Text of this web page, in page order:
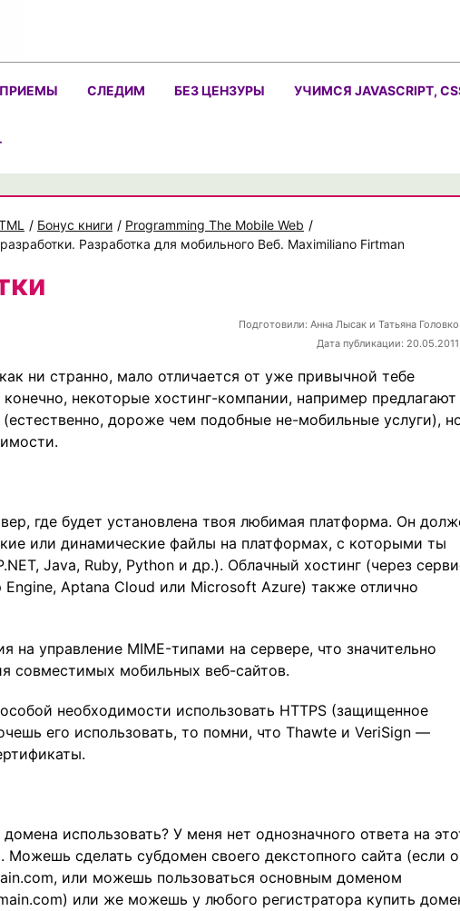
ПРИЕМЫ СЛЕДИМ БЕЗ ЦЕНЗУРЫ УЧИМСЯ JAVASCRIPT,
/ Бонус книги / Programming The Mobile Web /
Разработка для мобильного Веб. Maximiliano Firtman
Подготовили: Анна Лысак и Татьяна Головко
Дата публикации: 20.05.2011
ни странно, мало отличается от уже привычной тебе
некоторые хостинг-компании, например предлагают
(естественно, дороже чем подобные не-мобильные услуги),
где будет установлена твоя любимая платформа. Он
или динамические файлы на платформах, с которыми ты
Java, Ruby, Python и др.). Облачный хостинг (через
Aptana Cloud или Microsoft Azure) также отлично
на управление MIME-типами на сервере, что значительно
совместимых мобильных веб-сайтов.
необходимости использовать HTTPS (защищенное
его использовать, то помни, что Thawte и VeriSign —
использовать? У меня нет однозначного ответа на
сделать субдомен своего декстопного сайта (если
или можешь пользоваться основным доменом
или же можешь у любого регистратора купить